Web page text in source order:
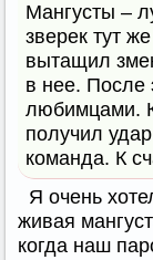
Мангусты –
зверек тут
вытащил
в нее. После
любимцами.
получил
команда. К
Я очень
живая
когда наш